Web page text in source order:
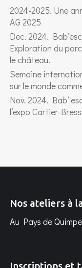
2024-2025. Une
AG 2025
Dec. 2024.
Exploration du
le château.
Semaine
sur le monde
Nov. 2024. Bab’
l’expo Cartier-
Nos ateliers à
Au Pays de